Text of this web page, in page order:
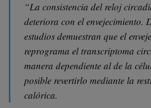
“La consistencia del reloj
deteriora con el envejecimiento.
estudios demuestran que el
reprograma el transcriptoma
manera dependiente al de la
posible revertirlo mediante la
calórica.